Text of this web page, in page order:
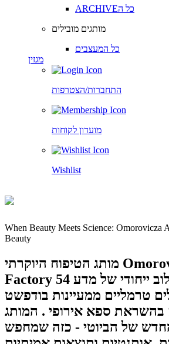
ARCHIVEכל ה
מותגים מובילים
כל המעצבים
מגזין
התחברות/הצטרפות
מועדון לקוחות
Wishlist
When Beauty Meets Science: Omorovicza
Beauty
מותג הטיפוח היוקרתי Omorovicza נוחת ב-
Factory 54 ומביא איתו שילוב ייחודי של מדע
טרמליים ממעיינות בודפשט
בהשראת ספא אירופי . המותג
של הביוטי - כזה שמחפש